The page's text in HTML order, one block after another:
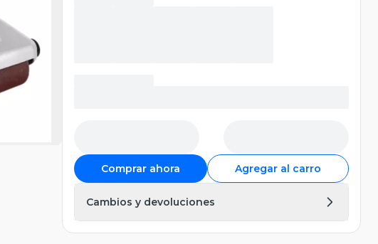
Comprar ahora Agregar al carro
Cambios y devoluciones